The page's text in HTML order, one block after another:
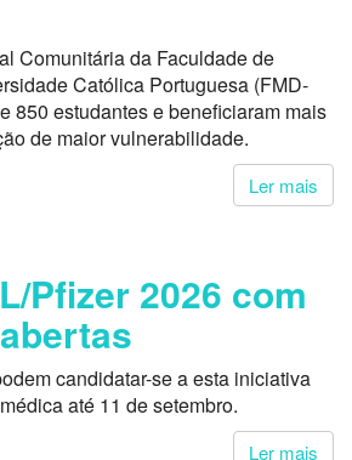
Comunitária da Faculdade de
Católica Portuguesa (FMD-
850 estudantes e beneficiaram mais
de maior vulnerabilidade.
Ler mais
Pfizer 2026 com
candidatar-se a esta iniciativa
até 11 de setembro.
Ler mais